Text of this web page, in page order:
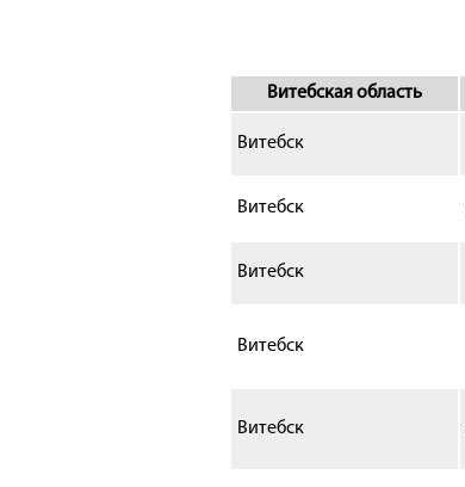
Витебская область
Витебск
Витебск
Витебск
Витебск
Витебск